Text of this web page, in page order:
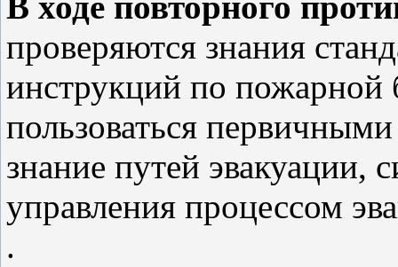
проверяются знания
инструкций по пожарной
пользоваться
знание путей эвакуации,
управления процессом
.